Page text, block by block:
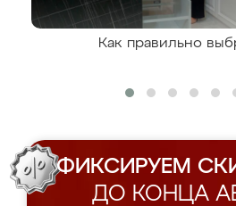
Как правильно
ФИКСИРУЕМ
ДО КОНЦА